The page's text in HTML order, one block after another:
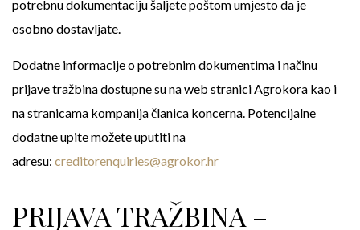
potrebnu dokumentaciju šaljete poštom umjesto da je
osobno dostavljate.
Dodatne informacije o potrebnim dokumentima i načinu
prijave tražbina dostupne su na web stranici Agrokora kao i
na stranicama kompanija članica koncerna. Potencijalne
dodatne upite možete uputiti na
adresu: creditorenquiries@agrokor.hr
PRIJAVA TRAŽBINA –